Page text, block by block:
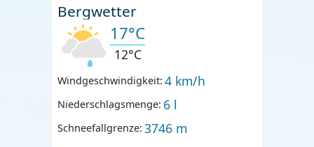
Bergwetter
17°C
12°C
Windgeschwindigkeit: 4 km/h
Niederschlagsmenge: 6 l
Schneefallgrenze: 3746 m